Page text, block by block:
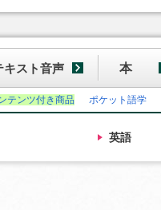
キスト音声 本
テンツ付き商品 ポケット語学
英語